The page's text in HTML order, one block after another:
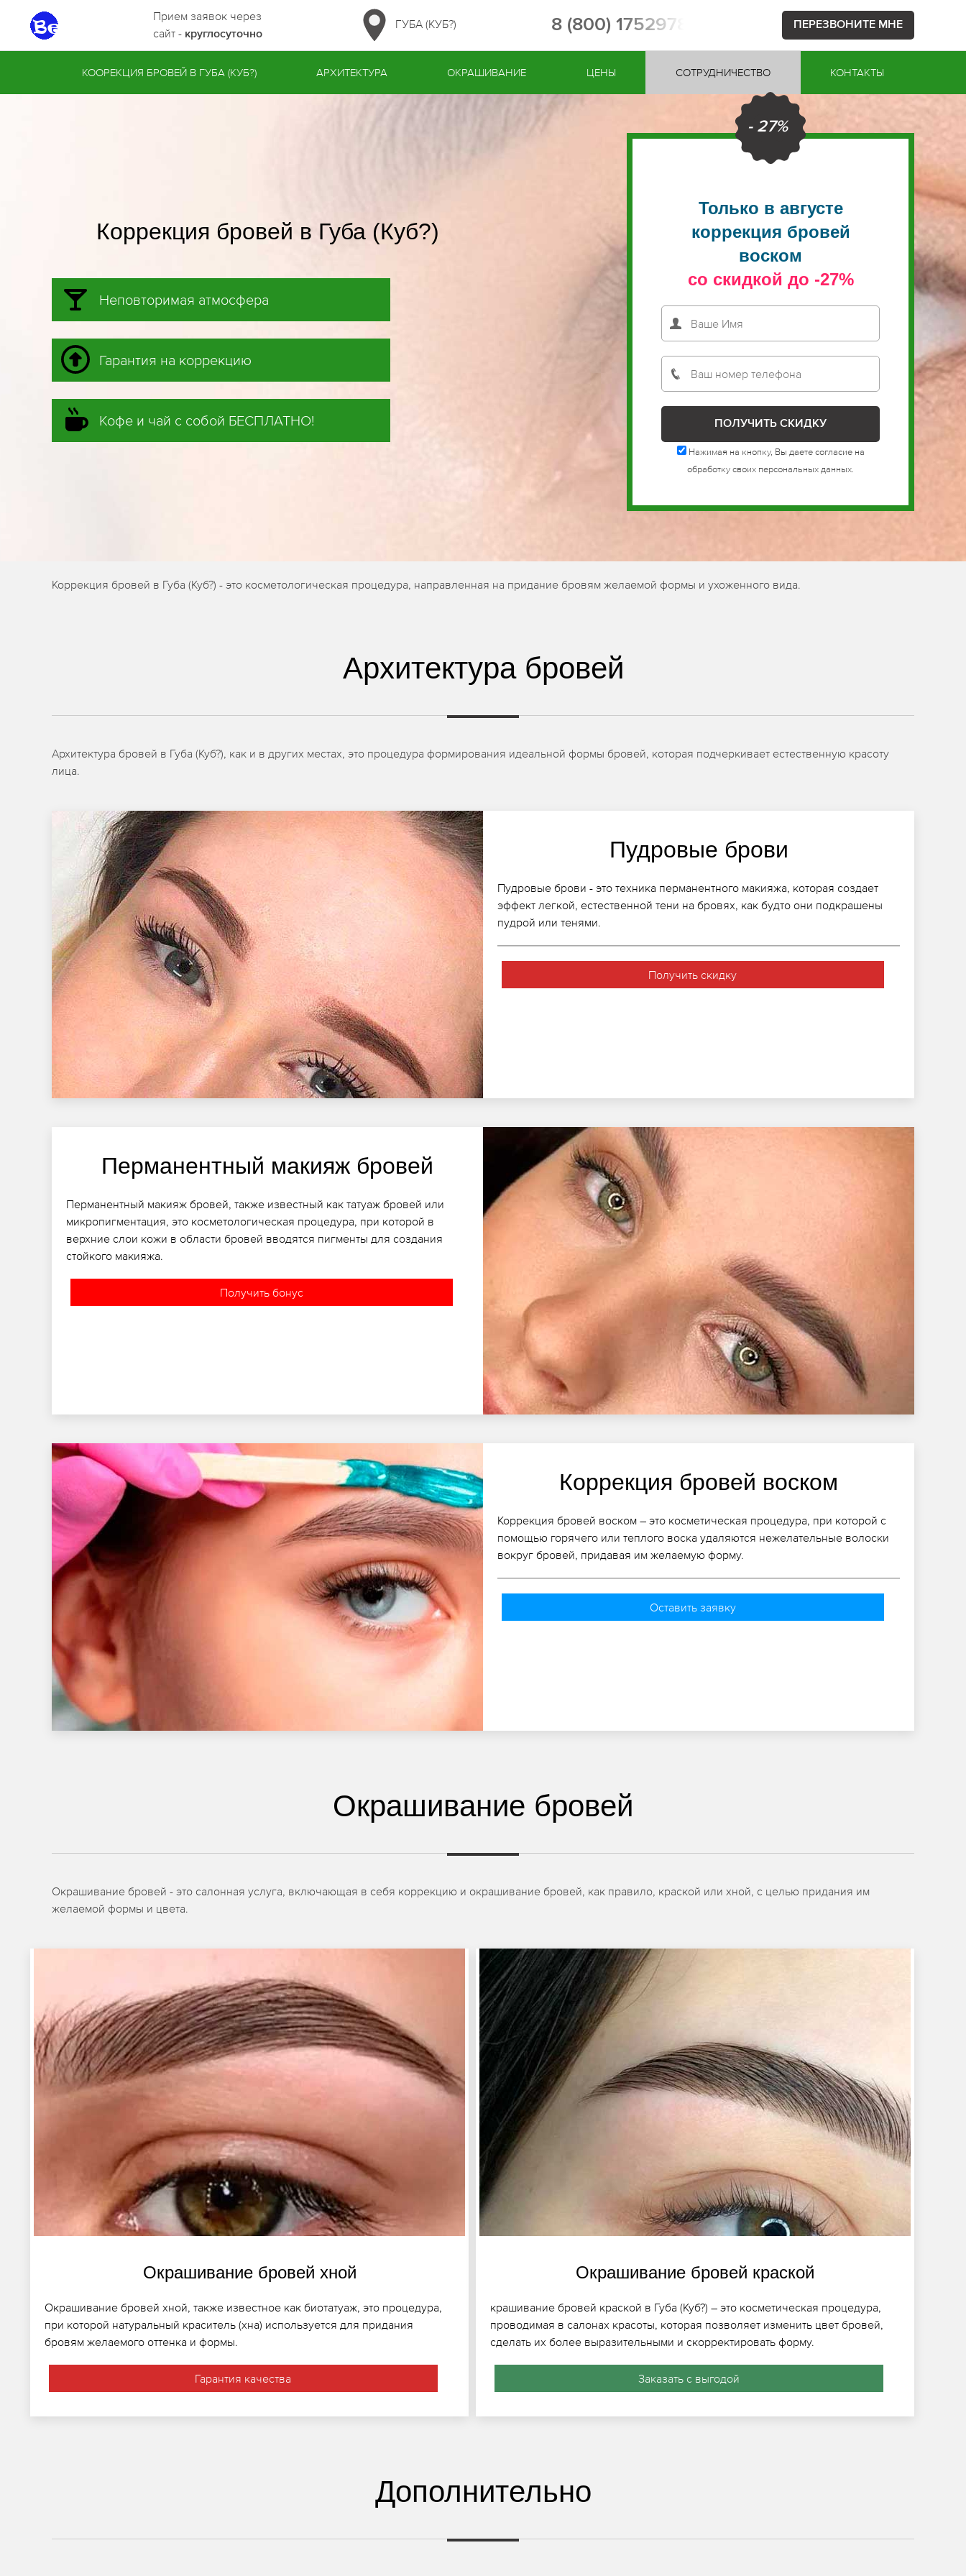
Прием заявок через
сайт - круглосуточно
ГУБА (КУБ?) 8 (800) 1752978 ПЕРЕЗВОНИТЕ МНЕ
КООРЕКЦИЯ БРОВЕЙ В ГУБА (КУБ?) АРХИТЕКТУРА ОКРАШИВАНИЕ ЦЕНЫ СОТРУДНИЧЕСТВО КОНТАКТЫ
Коррекция бровей в Губа (Куб?)
Неповторимая атмосфера
Гарантия на коррекцию
Кофе и чай с собой БЕСПЛАТНО!
- 27%
Только в августе
коррекция бровей
воском
со скидкой до -27%
Нажимая на кнопку, Вы даете согласие на
обработку своих персональных данных.
Коррекция бровей в Губа (Куб?) - это косметологическая процедура, направленная на придание бровям желаемой формы и ухоженного вида.
Архитектура бровей
Архитектура бровей в Губа (Куб?), как и в других местах, это процедура формирования идеальной формы бровей, которая подчеркивает естественную красоту
лица.
Пудровые брови
Пудровые брови - это техника перманентного макияжа, которая создает
эффект легкой, естественной тени на бровях, как будто они подкрашены
пудрой или тенями.
Получить скидку
Перманентный макияж бровей
Перманентный макияж бровей, также известный как татуаж бровей или
микропигментация, это косметологическая процедура, при которой в
верхние слои кожи в области бровей вводятся пигменты для создания
стойкого макияжа.
Получить бонус
Коррекция бровей воском
Коррекция бровей воском – это косметическая процедура, при которой с
помощью горячего или теплого воска удаляются нежелательные волоски
вокруг бровей, придавая им желаемую форму.
Оставить заявку
Окрашивание бровей
Окрашивание бровей - это салонная услуга, включающая в себя коррекцию и окрашивание бровей, как правило, краской или хной, с целью придания им
желаемой формы и цвета.
Окрашивание бровей хной
Окрашивание бровей хной, также известное как биотатуаж, это процедура,
при которой натуральный краситель (хна) используется для придания
бровям желаемого оттенка и формы.
Гарантия качества
Окрашивание бровей краской
крашивание бровей краской в Губа (Куб?) – это косметическая процедура,
проводимая в салонах красоты, которая позволяет изменить цвет бровей,
сделать их более выразительными и скорректировать форму.
Заказать с выгодой
Дополнительно